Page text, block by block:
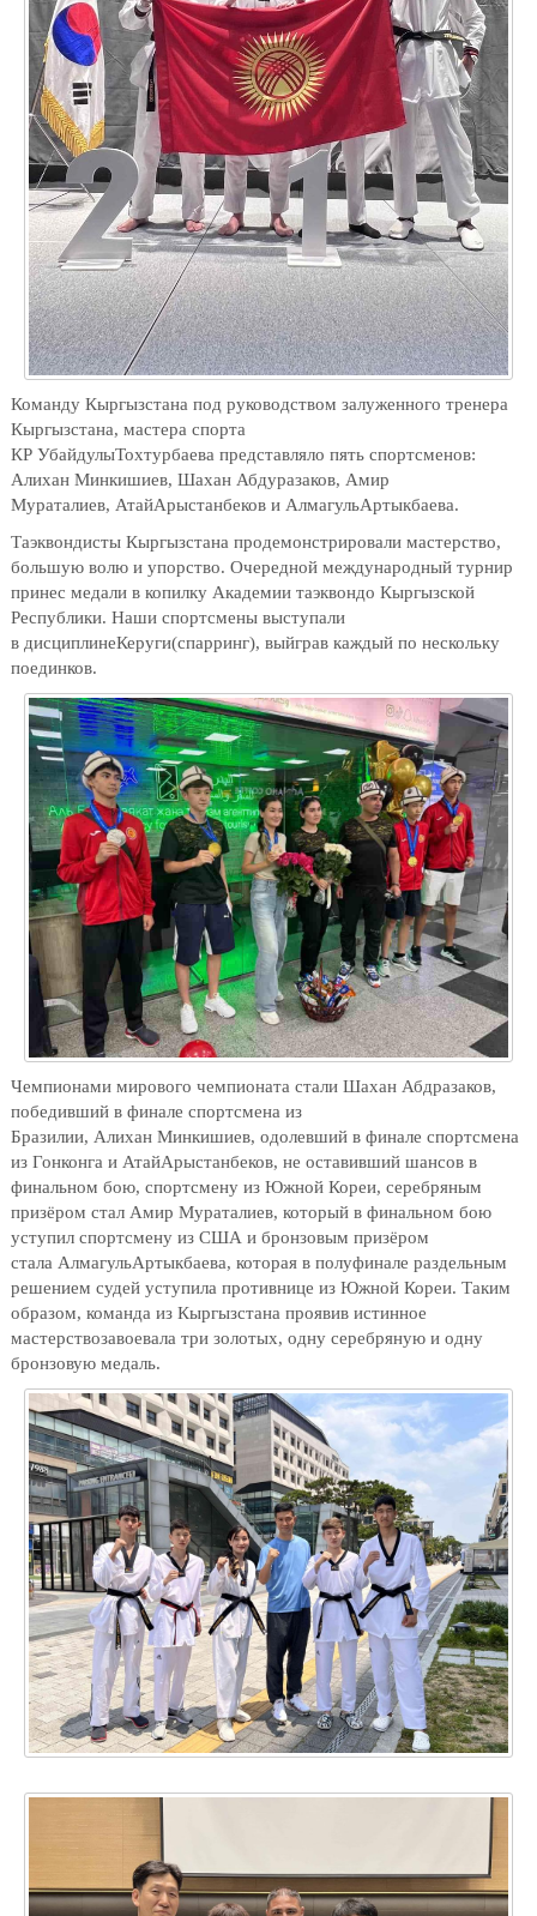
Команду Кыргызстана под руководством залуженного тренера
Кыргызстана, мастера спорта
КРУбайдулыТохтурбаева представляло пять спортсменов:
АлиханМинкишиев, Шахан Абдуразаков, Амир
Мураталиев,АтайАрыстанбеков иАлмагульАртыкбаева.
Таэквондисты Кыргызстана продемонстрировали мастерство,
большую волю и упорство. Очередной международный турнир
принес медали в копилку Академии таэквондо Кыргызской
Республики. Наши спортсмены выступали
вдисциплинеКеруги(спарринг),выйграв каждый по нескольку
поединков.
Чемпионами мирового чемпионата сталиШахан Абдразаков,
победивший в финале спортсмена из
Бразилии, АлиханМинкишиев, одолевший в финале спортсмена
из Гонконга и АтайАрыстанбеков, не оставивший шансов в
финальном бою, спортсмену из Южной Кореи, серебряным
призёром стал Амир Мураталиев, который в финальном бою
уступил спортсмену из США и бронзовым призёром
стала АлмагульАртыкбаева, которая в полуфинале раздельным
решением судей уступила противнице из Южной Кореи. Таким
образом, команда из Кыргызстанапроявив истинное
мастерствозавоевала три золотых, одну серебряную и одну
бронзовую медаль.